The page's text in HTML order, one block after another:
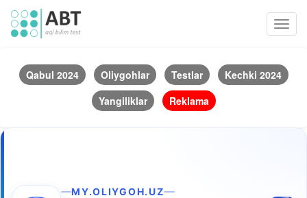
Qabul 2024 Oliygohlar Testlar
Kechki 2024
Yangiliklar
Reklama
MY.OLIYGOH.UZ